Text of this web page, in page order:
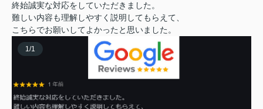
終始誠実な対応をしていただきました。
難しい内容も理解しやすく説明してもらえて、
こちらでお願いしてよかったと思いました。
1/1